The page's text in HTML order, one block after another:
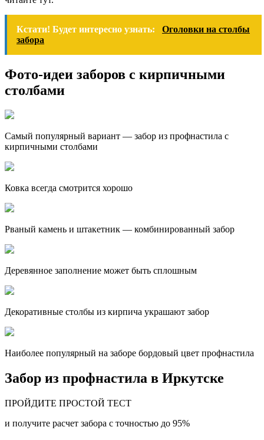
Кстати! Будет интересно узнать:
Оголовки на столбы
забора
Фото-идеи заборов с кирпичными
столбами
Самый популярный вариант — забор из профнастила с
кирпичными столбами
Ковка всегда смотрится хорошо
Рваный камень и штакетник — комбинированный забор
Деревянное заполнение может быть сплошным
Декоративные столбы из кирпича украшают забор
Наиболее популярный на заборе бордовый цвет профнастила
Забор из профнастила в Иркутске
ПРОЙДИТЕ ПРОСТОЙ ТЕСТ
и получите расчет забора с точностью до 95%